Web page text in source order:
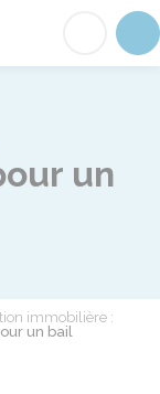
un
immobilière :
un bail